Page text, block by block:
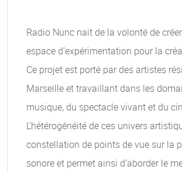
Radio Nunc nait de la volonté de
espace d’expérimentation pour la
Ce projet est porté par des artistes
Marseille et travaillant dans les
musique, du spectacle vivant et du
L’hétérogénéité de ces univers
constellation de points de vue sur la
sonore et permet ainsi d’aborder le